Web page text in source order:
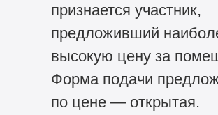
признается участник,
предложивший
высокую цену за
Форма подачи
по цене — открытая.